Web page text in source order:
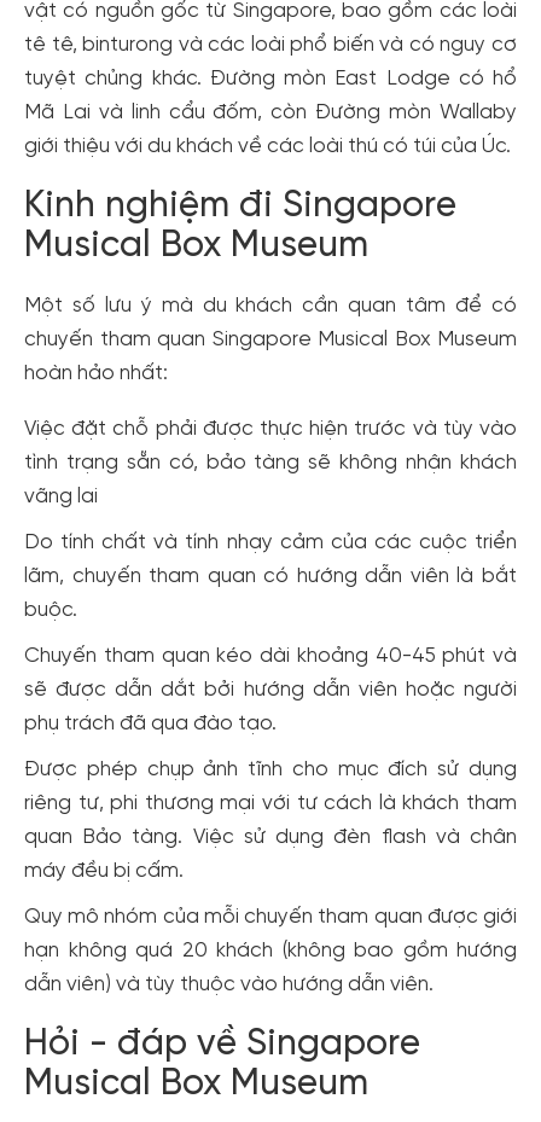
vật có nguồn gốc từ Singapore, bao gồm các loài
tê tê, binturong và các loài phổ biến và có nguy cơ
tuyệt chủng khác. Đường mòn East Lodge có hổ
Mã Lai và linh cẩu đốm, còn Đường mòn Wallaby
giới thiệu với du khách về các loài thú có túi của Úc.
Kinh nghiệm đi Singapore
Musical Box Museum
Một số lưu ý mà du khách cần quan tâm để có
chuyến tham quan Singapore Musical Box Museum
hoàn hảo nhất:
Việc đặt chỗ phải được thực hiện trước và tùy vào
tình trạng sẵn có, bảo tàng sẽ không nhận khách
vãng lai
Do tính chất và tính nhạy cảm của các cuộc triển
lãm, chuyến tham quan có hướng dẫn viên là bắt
buộc.
Chuyến tham quan kéo dài khoảng 40-45 phút và
sẽ được dẫn dắt bởi hướng dẫn viên hoặc người
phụ trách đã qua đào tạo.
Được phép chụp ảnh tĩnh cho mục đích sử dụng
riêng tư, phi thương mại với tư cách là khách tham
quan Bảo tàng. Việc sử dụng đèn flash và chân
máy đều bị cấm.
Quy mô nhóm của mỗi chuyến tham quan được giới
hạn không quá 20 khách (không bao gồm hướng
dẫn viên) và tùy thuộc vào hướng dẫn viên.
Hỏi - đáp về Singapore
Musical Box Museum